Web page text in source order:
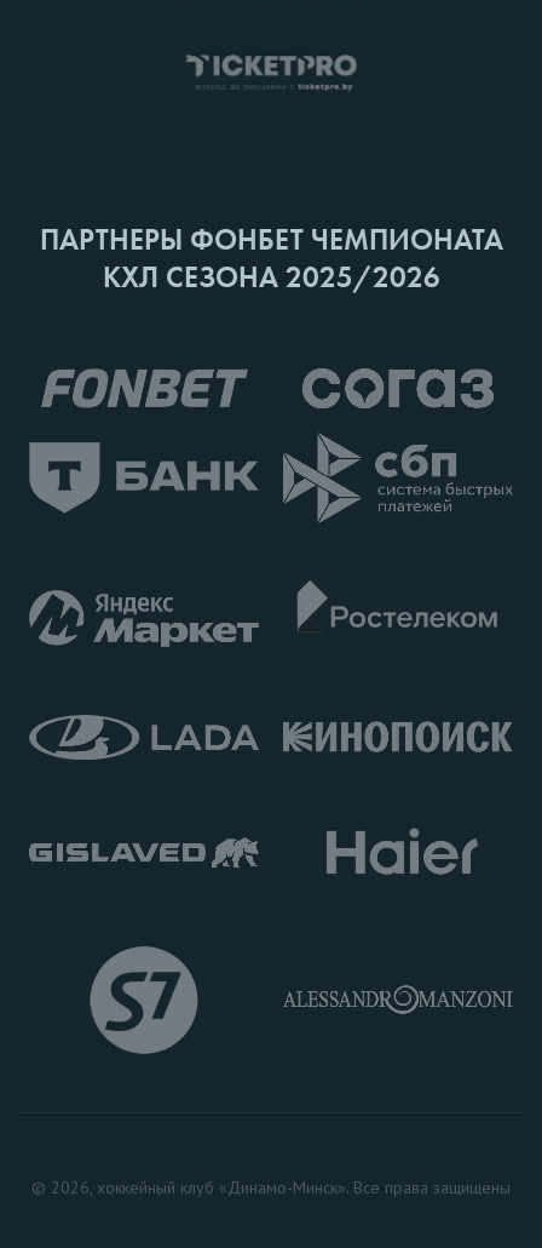
ПАРТНЕРЫ ФОНБЕТ ЧЕМПИОНАТА
КХЛ СЕЗОНА 2025/2026
© 2026, хоккейный клуб «Динамо-Минск». Все права защищены